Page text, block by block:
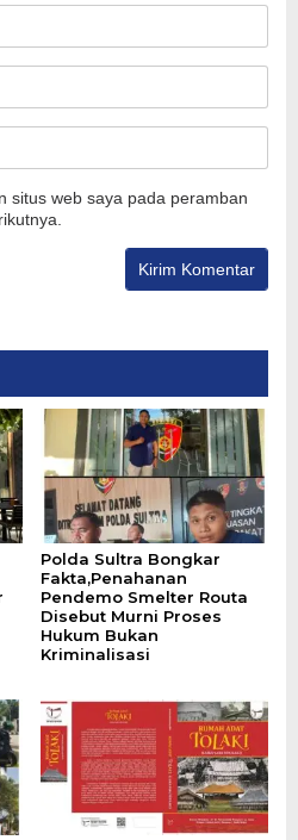
situs web saya pada peramban
Polda Sultra Bongkar
Fakta,Penahanan
Pendemo Smelter Routa
Disebut Murni Proses
Hukum Bukan
Kriminalisasi